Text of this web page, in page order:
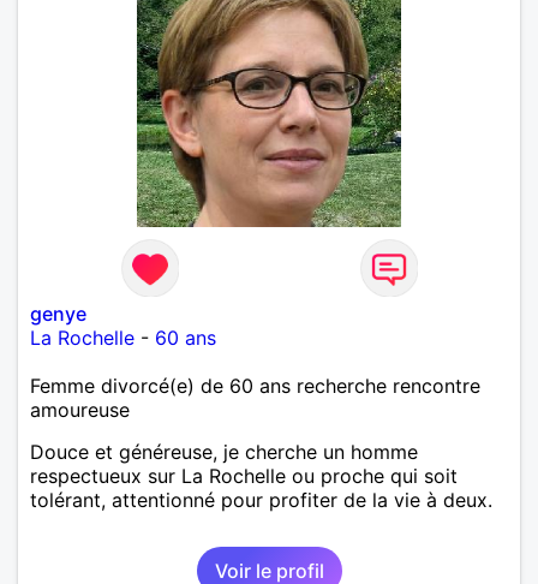
genye
La Rochelle - 60 ans
Femme divorcé(e) de 60 ans recherche rencontre
amoureuse
Douce et généreuse, je cherche un homme
respectueux sur La Rochelle ou proche qui soit
tolérant, attentionné pour profiter de la vie à deux.
Voir le profil